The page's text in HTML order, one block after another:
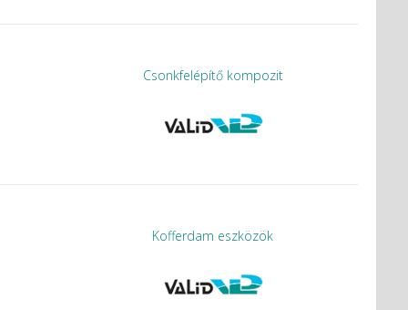
Csonkfelépítő kompozit
Kofferdam eszközök